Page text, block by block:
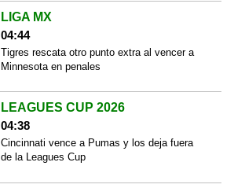
LIGA MX
04:44
Tigres rescata otro punto extra al vencer a
Minnesota en penales
LEAGUES CUP 2026
04:38
Cincinnati vence a Pumas y los deja fuera
de la Leagues Cup